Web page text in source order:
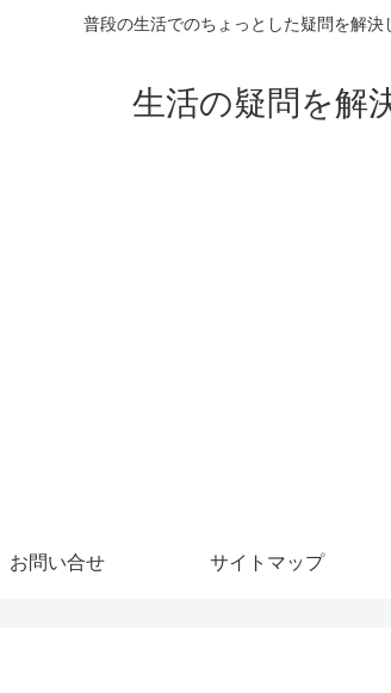
普段の生活でのちょっとした疑問を解決
生活の疑問を解
お問い合せ サイトマップ